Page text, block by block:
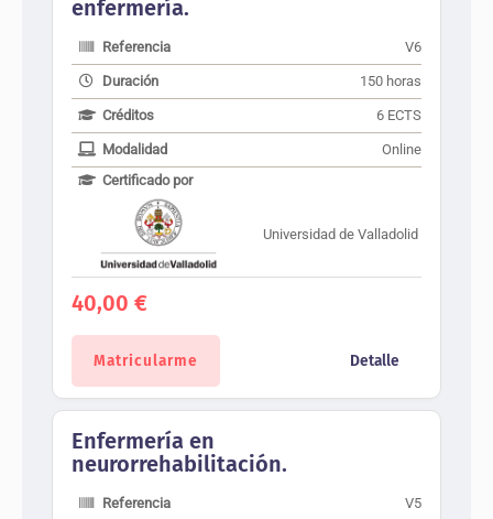
enfermería.
Referencia V6
Duración 150 horas
Créditos 6 ECTS
Modalidad
Online
Certificado por
Universidad de Valladolid
40,00 €
Matricularme Detalle
Enfermería en
neurorrehabilitación.
Referencia V5